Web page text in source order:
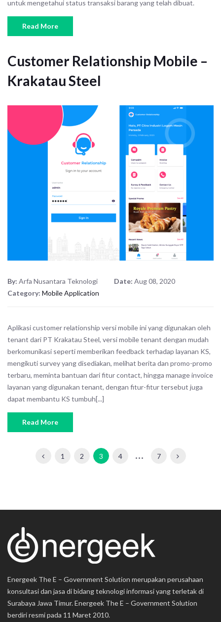
untuk mengetahui status transaksi barang yang telah dibuat.
Read More
Customer Relationship Mobile –
Krakatau Steel
By: Arfa Nusantara Teknologi Date: Aug 08, 2020
Category: Mobile Application
Aplikasi customer relationship versi mobile ini yang digunakan oleh
tenant dari PT Krakatau Steel, versi mobile tenant dengan mudah
berkomunikasi seperti memberikan feedback terhadap layanan KS,
mengikuti survey yang disediakan, melihat berita dan promo-promo
terbaru, meminta bantuan dari fitur contact, hingga manage invoice
layanan yang digunakan tenant, dengan fitur-fitur tersebut juga
dapat membantu KS tumbuh[...]
Read More
1 2 3 4 … 7
Energeek The E – Government Solution merupakan perusahaan
konsultasi dan jasa di bidang teknologi informasi yang terletak di
Surabaya Jawa Timur. Energeek The E – Government Solution
berdiri resmi pada 11 Maret 2010.